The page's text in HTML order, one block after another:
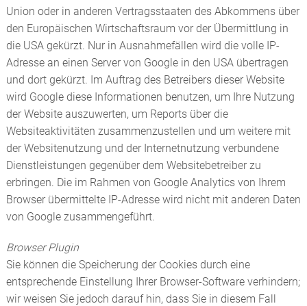
Union oder in anderen Vertragsstaaten des Abkommens über
den Europäischen Wirtschaftsraum vor der Übermittlung in
die USA gekürzt. Nur in Ausnahmefällen wird die volle IP-
Adresse an einen Server von Google in den USA übertragen
und dort gekürzt. Im Auftrag des Betreibers dieser Website
wird Google diese Informationen benutzen, um Ihre Nutzung
der Website auszuwerten, um Reports über die
Websiteaktivitäten zusammenzustellen und um weitere mit
der Websitenutzung und der Internetnutzung verbundene
Dienstleistungen gegenüber dem Websitebetreiber zu
erbringen. Die im Rahmen von Google Analytics von Ihrem
Browser übermittelte IP-Adresse wird nicht mit anderen Daten
von Google zusammengeführt.
Browser Plugin
Sie können die Speicherung der Cookies durch eine
entsprechende Einstellung Ihrer Browser-Software verhindern;
wir weisen Sie jedoch darauf hin, dass Sie in diesem Fall